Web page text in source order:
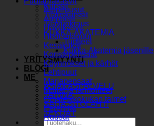
Kurssit
Tilauskurssit
Tilavuokraus
KUKKA-AKATEMIA
Tuotteet
Kukka-Akatemia jäsenille
YRITYSMYYNTI
BLOGI
ME
ASIAKASPALVELU
TARINA
SAIJA SITOLAHTI
TEKIJÄT
Etsi:
Alppiruusut
Amppelit
Havukasvit
Hedelmäpuut
Kesäkukat
Koristepensaat
Köynnökset ja kärhöt
Lehtipuut
Marjapensaat
Mullat ja lannoitteet
Omaleikkokukan taimet
Perennat
Ruusut